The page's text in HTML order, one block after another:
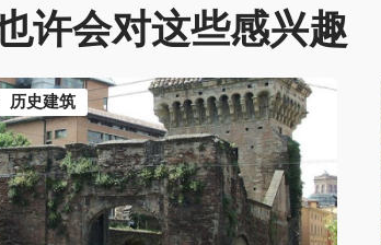
许会对这些感兴趣
历史建筑